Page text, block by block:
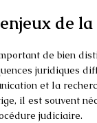
de
de bien
juridiques
et la
il est souvent
judiciaire.